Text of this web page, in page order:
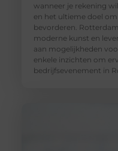
wanneer je rekening
en het ultieme doel
bevorderen.
moderne kunst en
aan mogelijkheden
enkele inzichten om
bedrijfsevenement in